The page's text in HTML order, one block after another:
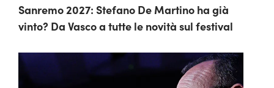
Sanremo 2027: Stefano De Martino ha già
vinto? Da Vasco a tutte le novità sul festival